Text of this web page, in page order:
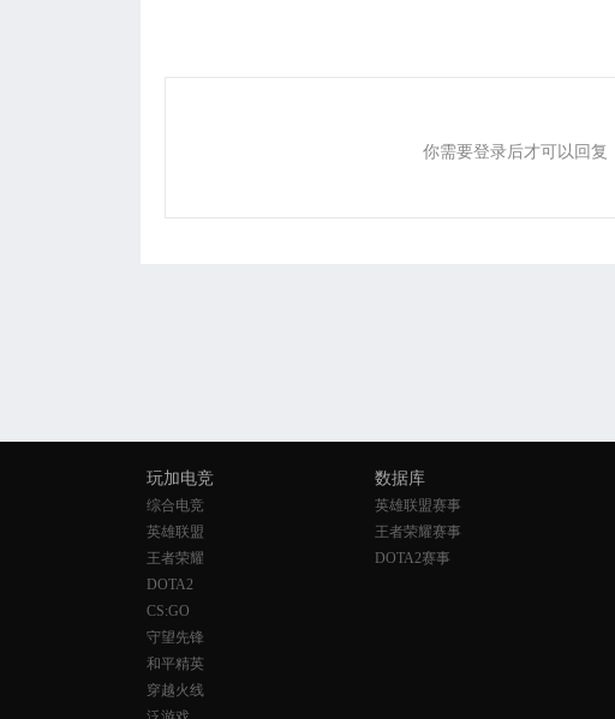
你需要登录后才可以回复
玩加电竞
综合电竞
英雄联盟
王者荣耀
DOTA2
CS:GO
守望先锋
和平精英
穿越火线
数据库
英雄联盟赛事
王者荣耀赛事
DOTA2赛事